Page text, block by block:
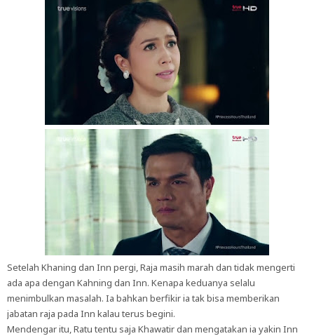
Setelah Khaning dan Inn pergi, Raja masih marah dan tidak mengerti
ada apa dengan Kahning dan Inn. Kenapa keduanya selalu
menimbulkan masalah. Ia bahkan berfikir ia tak bisa memberikan
jabatan raja pada Inn kalau terus begini.
Mendengar itu, Ratu tentu saja Khawatir dan mengatakan ia yakin Inn